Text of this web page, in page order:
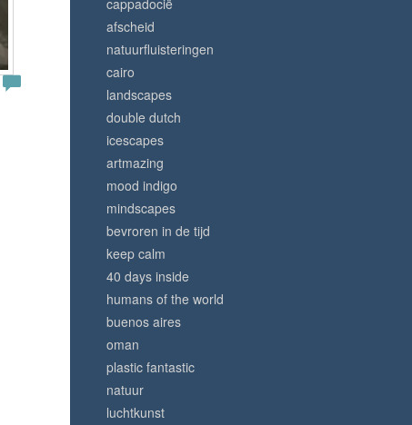
cappadocië
afscheid
natuurfluisteringen
cairo
landscapes
double dutch
icescapes
artmazing
mood indigo
mindscapes
bevroren in de tijd
keep calm
40 days inside
humans of the world
buenos aires
oman
plastic fantastic
natuur
luchtkunst